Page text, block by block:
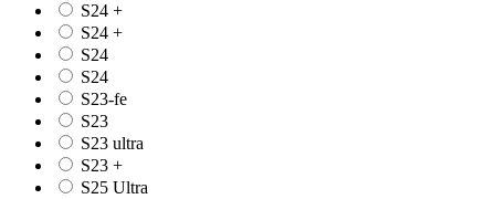
S24 +
S24 +
S24
S24
S23-fe
S23
S23 ultra
S23 +
S25 Ultra